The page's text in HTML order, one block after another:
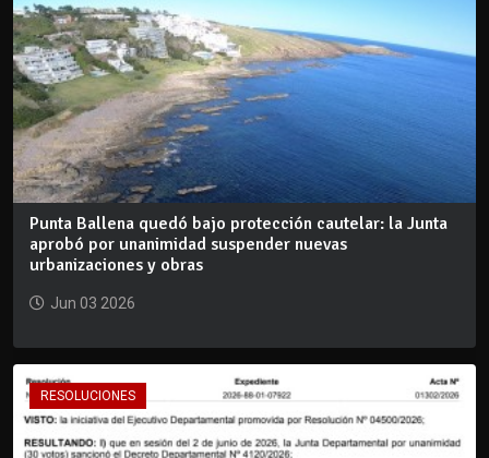
Punta Ballena quedó bajo protección cautelar: la Junta
aprobó por unanimidad suspender nuevas
urbanizaciones y obras
Jun 03 2026
RESOLUCIONES